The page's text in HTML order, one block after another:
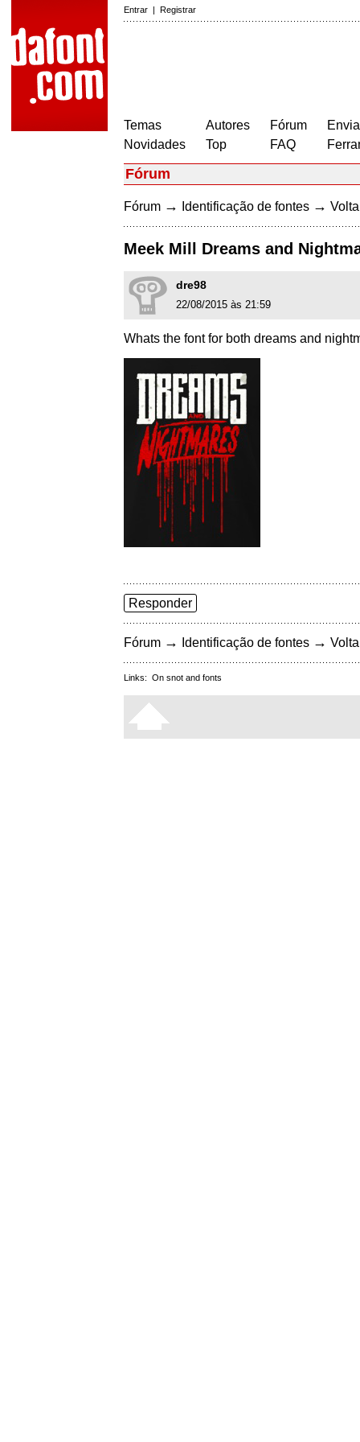
Entrar | Registrar
Temas
Novidades
Autores
Top
Fórum
FAQ
Fórum
Fórum → Identificação de fontes →
Meek Mill Dreams and
dre98
22/08/2015 às 21:59
Whats the font for both dreams and
Responder
Fórum → Identificação de fontes →
Links: On snot and fonts